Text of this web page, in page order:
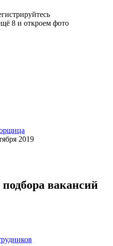
8 и откроем фото
2019
вакансий